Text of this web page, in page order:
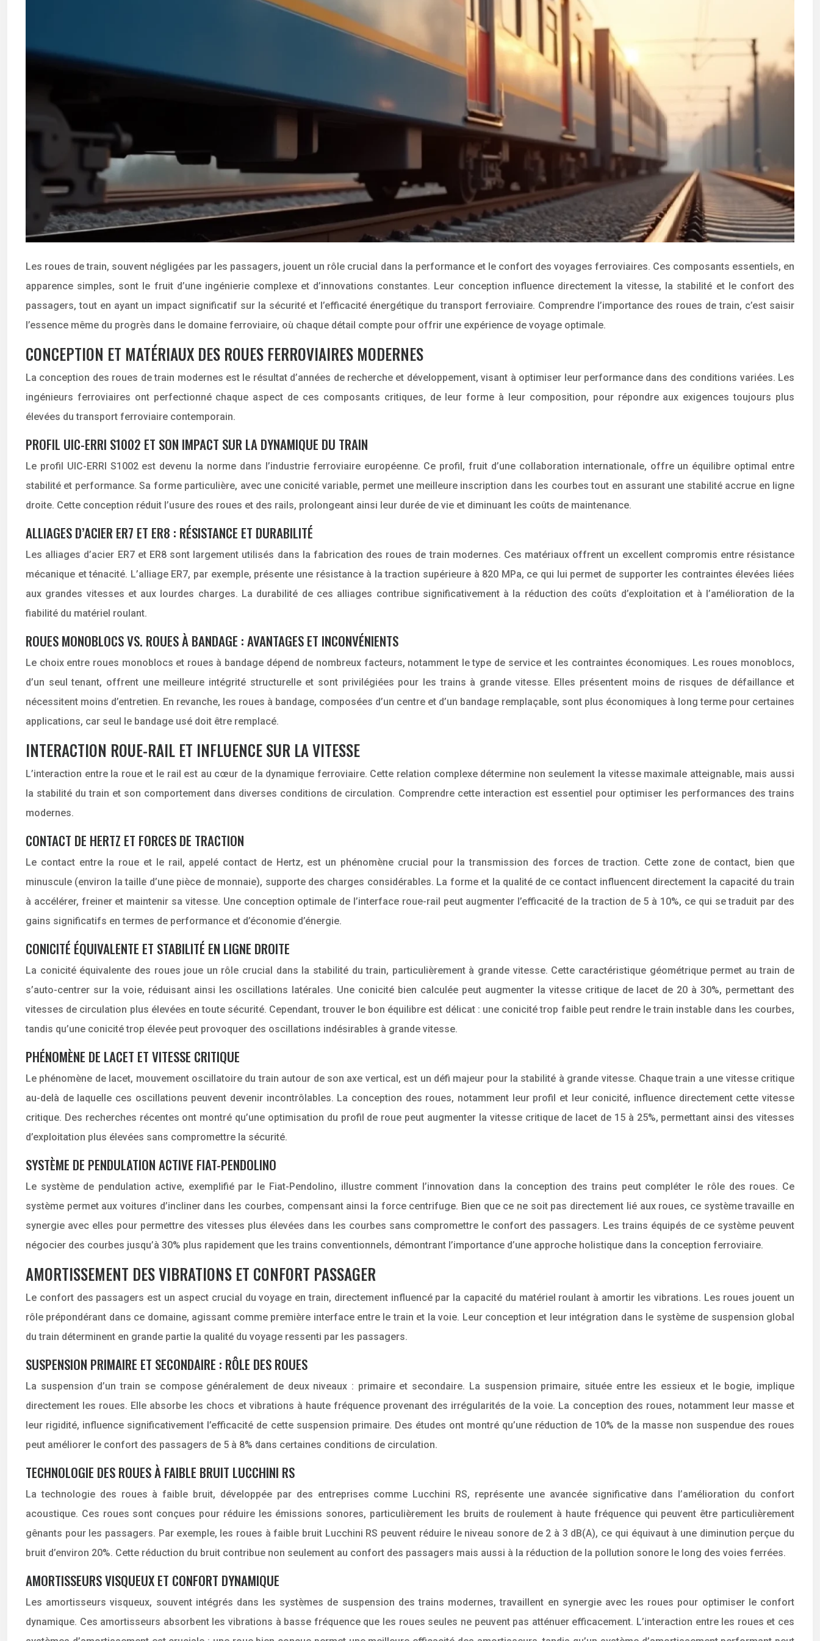
Les roues de train, souvent négligées par les passagers, jouent un rôle crucial dans la performance et le confort des voyages ferroviaires. Ces composants essentiels, en
apparence simples, sont le fruit d’une ingénierie complexe et d’innovations constantes. Leur conception influence directement la vitesse, la stabilité et le confort des
passagers, tout en ayant un impact significatif sur la sécurité et l’efficacité énergétique du transport ferroviaire. Comprendre l’importance des roues de train, c’est saisir
l’essence même du progrès dans le domaine ferroviaire, où chaque détail compte pour offrir une expérience de voyage optimale.
CONCEPTION ET MATÉRIAUX DES ROUES FERROVIAIRES MODERNES
La conception des roues de train modernes est le résultat d’années de recherche et développement, visant à optimiser leur performance dans des conditions variées. Les
ingénieurs ferroviaires ont perfectionné chaque aspect de ces composants critiques, de leur forme à leur composition, pour répondre aux exigences toujours plus
élevées du transport ferroviaire contemporain.
PROFIL UIC-ERRI S1002 ET SON IMPACT SUR LA DYNAMIQUE DU TRAIN
Le profil UIC-ERRI S1002 est devenu la norme dans l’industrie ferroviaire européenne. Ce profil, fruit d’une collaboration internationale, offre un équilibre optimal entre
stabilité et performance. Sa forme particulière, avec une conicité variable, permet une meilleure inscription dans les courbes tout en assurant une stabilité accrue en ligne
droite. Cette conception réduit l’usure des roues et des rails, prolongeant ainsi leur durée de vie et diminuant les coûts de maintenance.
ALLIAGES D’ACIER ER7 ET ER8 : RÉSISTANCE ET DURABILITÉ
Les alliages d’acier ER7 et ER8 sont largement utilisés dans la fabrication des roues de train modernes. Ces matériaux offrent un excellent compromis entre résistance
mécanique et ténacité. L’alliage ER7, par exemple, présente une résistance à la traction supérieure à 820 MPa, ce qui lui permet de supporter les contraintes élevées liées
aux grandes vitesses et aux lourdes charges. La durabilité de ces alliages contribue significativement à la réduction des coûts d’exploitation et à l’amélioration de la
fiabilité du matériel roulant.
ROUES MONOBLOCS VS. ROUES À BANDAGE : AVANTAGES ET INCONVÉNIENTS
Le choix entre roues monoblocs et roues à bandage dépend de nombreux facteurs, notamment le type de service et les contraintes économiques. Les roues monoblocs,
d’un seul tenant, offrent une meilleure intégrité structurelle et sont privilégiées pour les trains à grande vitesse. Elles présentent moins de risques de défaillance et
nécessitent moins d’entretien. En revanche, les roues à bandage, composées d’un centre et d’un bandage remplaçable, sont plus économiques à long terme pour certaines
applications, car seul le bandage usé doit être remplacé.
INTERACTION ROUE-RAIL ET INFLUENCE SUR LA VITESSE
L’interaction entre la roue et le rail est au cœur de la dynamique ferroviaire. Cette relation complexe détermine non seulement la vitesse maximale atteignable, mais aussi
la stabilité du train et son comportement dans diverses conditions de circulation. Comprendre cette interaction est essentiel pour optimiser les performances des trains
modernes.
CONTACT DE HERTZ ET FORCES DE TRACTION
Le contact entre la roue et le rail, appelé contact de Hertz, est un phénomène crucial pour la transmission des forces de traction. Cette zone de contact, bien que
minuscule (environ la taille d’une pièce de monnaie), supporte des charges considérables. La forme et la qualité de ce contact influencent directement la capacité du train
à accélérer, freiner et maintenir sa vitesse. Une conception optimale de l’interface roue-rail peut augmenter l’efficacité de la traction de 5 à 10%, ce qui se traduit par des
gains significatifs en termes de performance et d’économie d’énergie.
CONICITÉ ÉQUIVALENTE ET STABILITÉ EN LIGNE DROITE
La conicité équivalente des roues joue un rôle crucial dans la stabilité du train, particulièrement à grande vitesse. Cette caractéristique géométrique permet au train de
s’auto-centrer sur la voie, réduisant ainsi les oscillations latérales. Une conicité bien calculée peut augmenter la vitesse critique de lacet de 20 à 30%, permettant des
vitesses de circulation plus élevées en toute sécurité. Cependant, trouver le bon équilibre est délicat : une conicité trop faible peut rendre le train instable dans les courbes,
tandis qu’une conicité trop élevée peut provoquer des oscillations indésirables à grande vitesse.
PHÉNOMÈNE DE LACET ET VITESSE CRITIQUE
Le phénomène de lacet, mouvement oscillatoire du train autour de son axe vertical, est un défi majeur pour la stabilité à grande vitesse. Chaque train a une vitesse critique
au-delà de laquelle ces oscillations peuvent devenir incontrôlables. La conception des roues, notamment leur profil et leur conicité, influence directement cette vitesse
critique. Des recherches récentes ont montré qu’une optimisation du profil de roue peut augmenter la vitesse critique de lacet de 15 à 25%, permettant ainsi des vitesses
d’exploitation plus élevées sans compromettre la sécurité.
SYSTÈME DE PENDULATION ACTIVE FIAT-PENDOLINO
Le système de pendulation active, exemplifié par le Fiat-Pendolino, illustre comment l’innovation dans la conception des trains peut compléter le rôle des roues. Ce
système permet aux voitures d’incliner dans les courbes, compensant ainsi la force centrifuge. Bien que ce ne soit pas directement lié aux roues, ce système travaille en
synergie avec elles pour permettre des vitesses plus élevées dans les courbes sans compromettre le confort des passagers. Les trains équipés de ce système peuvent
négocier des courbes jusqu’à 30% plus rapidement que les trains conventionnels, démontrant l’importance d’une approche holistique dans la conception ferroviaire.
AMORTISSEMENT DES VIBRATIONS ET CONFORT PASSAGER
Le confort des passagers est un aspect crucial du voyage en train, directement influencé par la capacité du matériel roulant à amortir les vibrations. Les roues jouent un
rôle prépondérant dans ce domaine, agissant comme première interface entre le train et la voie. Leur conception et leur intégration dans le système de suspension global
du train déterminent en grande partie la qualité du voyage ressenti par les passagers.
SUSPENSION PRIMAIRE ET SECONDAIRE : RÔLE DES ROUES
La suspension d’un train se compose généralement de deux niveaux : primaire et secondaire. La suspension primaire, située entre les essieux et le bogie, implique
directement les roues. Elle absorbe les chocs et vibrations à haute fréquence provenant des irrégularités de la voie. La conception des roues, notamment leur masse et
leur rigidité, influence significativement l’efficacité de cette suspension primaire. Des études ont montré qu’une réduction de 10% de la masse non suspendue des roues
peut améliorer le confort des passagers de 5 à 8% dans certaines conditions de circulation.
TECHNOLOGIE DES ROUES À FAIBLE BRUIT LUCCHINI RS
La technologie des roues à faible bruit, développée par des entreprises comme Lucchini RS, représente une avancée significative dans l’amélioration du confort
acoustique. Ces roues sont conçues pour réduire les émissions sonores, particulièrement les bruits de roulement à haute fréquence qui peuvent être particulièrement
gênants pour les passagers. Par exemple, les roues à faible bruit Lucchini RS peuvent réduire le niveau sonore de 2 à 3 dB(A), ce qui équivaut à une diminution perçue du
bruit d’environ 20%. Cette réduction du bruit contribue non seulement au confort des passagers mais aussi à la réduction de la pollution sonore le long des voies ferrées.
AMORTISSEURS VISQUEUX ET CONFORT DYNAMIQUE
Les amortisseurs visqueux, souvent intégrés dans les systèmes de suspension des trains modernes, travaillent en synergie avec les roues pour optimiser le confort
dynamique. Ces amortisseurs absorbent les vibrations à basse fréquence que les roues seules ne peuvent pas atténuer efficacement. L’interaction entre les roues et ces